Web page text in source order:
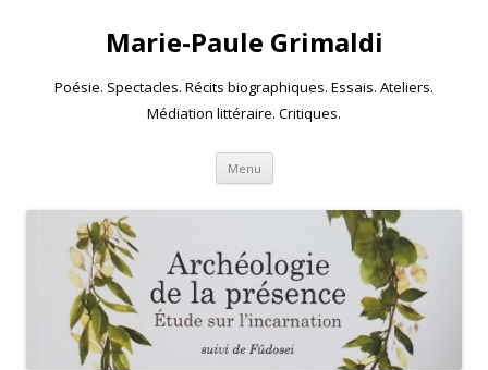
Marie-Paule Grimaldi
Poésie. Spectacles. Récits biographiques. Essais. Ateliers.
Médiation littéraire. Critiques.
Menu Skip to content